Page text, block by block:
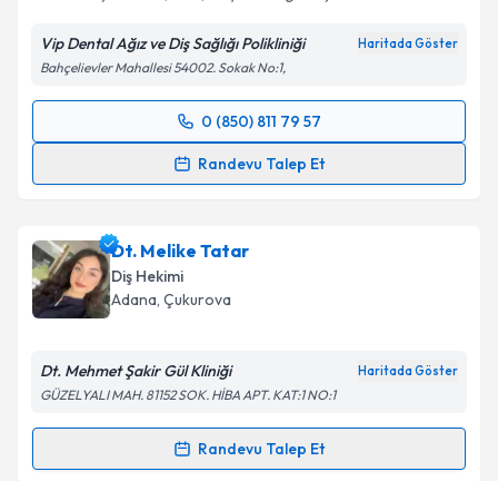
kapsamda işlenmesini kabul ediyorum.
Takvim Talebini Gönder
Vip Dental Ağız ve Diş Sağlığı Polikliniği Haritada Göster
Bahçelievler Mahallesi 54002. Sokak No:1,
0 (850) 811 79 57
Randevu Talep Et
Randevu Takvimi Talebi
takvim hazırlandığında e-posta ile bilgilendireceğiz.
E-posta Adresiniz
Kişisel verilerimin işlenmesine ilişkin
Metni'ni okudum ve kişisel verilerimin belirtilen
kapsamda işlenmesini kabul ediyorum.
Dt. Melike Tatar
Diş Hekimi
Adana, Çukurova
Dt. Mehmet Şakir Gül Kliniği Haritada Göster
GÜZELYALI MAH. 81152 SOK. HİBA APT. KAT:1 NO:1
Randevu Talep Et
Randevu Takvimi Talebi